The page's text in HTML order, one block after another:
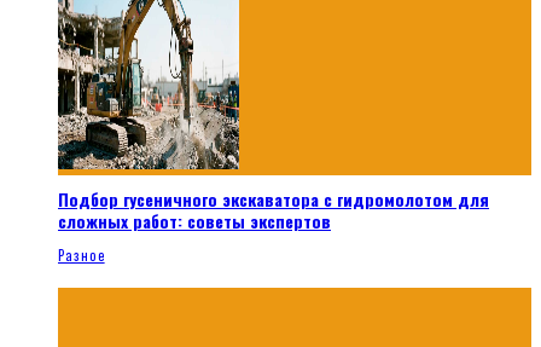
Подбор гусеничного экскаватора с гидромолотом для
сложных работ: советы экспертов
Разное